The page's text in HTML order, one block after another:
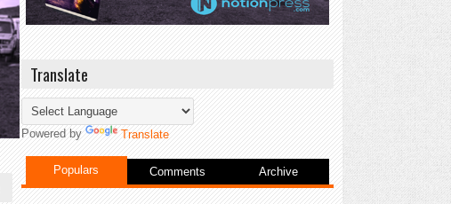
Translate
Powered by Translate
Populars Comments Archive